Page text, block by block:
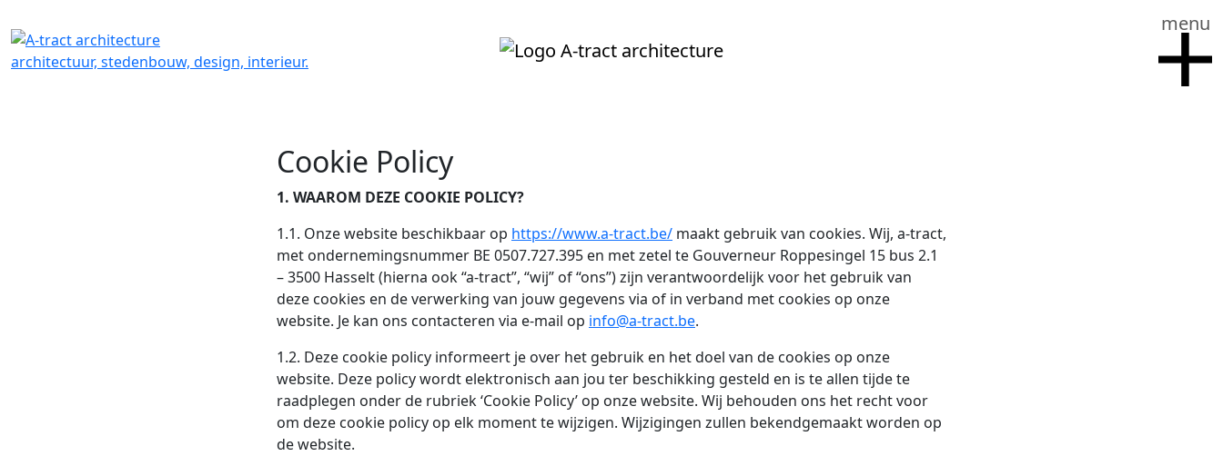
architectuur, stedenbouw, design, interieur.
menu
Cookie Policy
1. WAAROM DEZE COOKIE POLICY?
1.1. Onze website beschikbaar op https://www.a-tract.be/ maakt gebruik van cookies. Wij, a-tract,
met ondernemingsnummer BE 0507.727.395 en met zetel te Gouverneur Roppesingel 15 bus 2.1
– 3500 Hasselt (hierna ook “a-tract”, “wij” of “ons”) zijn verantwoordelijk voor het gebruik van
deze cookies en de verwerking van jouw gegevens via of in verband met cookies op onze
website. Je kan ons contacteren via e-mail op info@a-tract.be.
1.2. Deze cookie policy informeert je over het gebruik en het doel van de cookies op onze
website. Deze policy wordt elektronisch aan jou ter beschikking gesteld en is te allen tijde te
raadplegen onder de rubriek ‘Cookie Policy’ op onze website. Wij behouden ons het recht voor
om deze cookie policy op elk moment te wijzigen. Wijzigingen zullen bekendgemaakt worden op
de website.